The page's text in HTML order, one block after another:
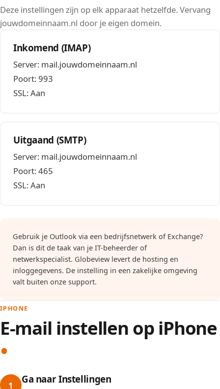
Deze instellingen zijn op elk apparaat hetzelfde. Vervang
jouwdomeinnaam.nl door je eigen domein.
Inkomend (IMAP)
Server: mail.jouwdomeinnaam.nl
Poort: 993
SSL: Aan
Uitgaand (SMTP)
Server: mail.jouwdomeinnaam.nl
Poort: 465
SSL: Aan
Gebruik je Outlook via een bedrijfsnetwerk of Exchange?
Dan is dit de taak van je IT-beheerder of
netwerkspecialist. Globeview levert de hosting en
inloggegevens. De instelling in een zakelijke omgeving
valt buiten onze support.
IPHONE
E-mail instellen op iPhone
1 Ga naar Instellingen